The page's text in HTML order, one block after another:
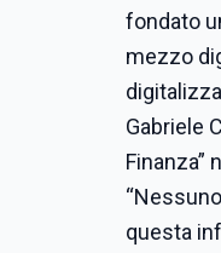
fondato
mezzo
Gabriele
Finanza”
questa